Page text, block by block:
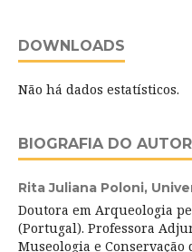
DOWNLOADS
Não há dados estatísticos.
BIOGRAFIA DO AUTOR
Rita Juliana Poloni,
Doutora em Arqueologia
(Portugal). Professora
Museologia e